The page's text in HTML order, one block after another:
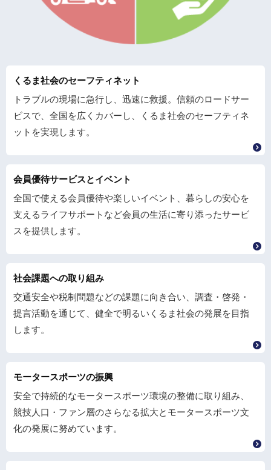
くるま社会のセーフティネット
トラブルの現場に急行し、迅速に救援。信頼のロードサー
ビスで、全国を広くカバーし、くるま社会のセーフティネ
ットを実現します。
会員優待サービスとイベント
全国で使える会員優待や楽しいイベント、暮らしの安心を
支えるライフサポートなど会員の生活に寄り添ったサービ
スを提供します。
社会課題への取り組み
交通安全や税制問題などの課題に向き合い、調査・啓発・
提言活動を通じて、健全で明るいくるま社会の発展を目指
します。
モータースポーツの振興
安全で持続的なモータースポーツ環境の整備に取り組み、
競技人口・ファン層のさらなる拡大とモータースポーツ文
化の発展に努めています。